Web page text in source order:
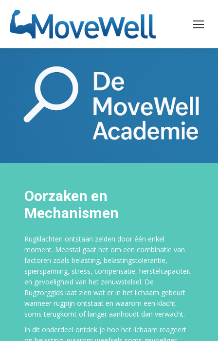
Oorzaken en
Mechanismen
Rugklachten ontstaan zelden door één enkel
moment. Meestal gaat het om een combinatie van
factoren zoals belasting, belastingstolerantie,
spierspanning, stress, compensatie, herstelcapaciteit
en gevoeligheid van het zenuwstelsel. De
Rugzorggids laat zien wat er in het lichaam gebeurt
wanneer rugpijn ontstaat en waarom een klacht
soms terugkomt of langer aanhoudt dan verwacht.
In dit onderdeel ontdek je hoe het lichaam reageert